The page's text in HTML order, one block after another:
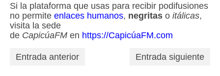
Si la plataforma que usas para recibir podifusiones
no permite enlaces humanos, negritas o itálicas,
visita la sede
de CapicúaFM en https://CapicúaFM.com
Entrada anterior Entrada siguiente